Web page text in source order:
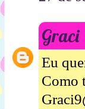
Graci
Eu
Como